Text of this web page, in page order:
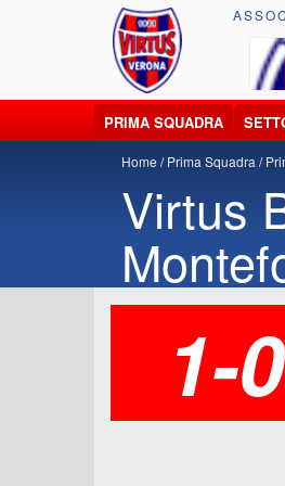
trasporto, smaltimento e recupero di
PRIMA SQUADRA
Home Prima Squadra
Virtus
1-0